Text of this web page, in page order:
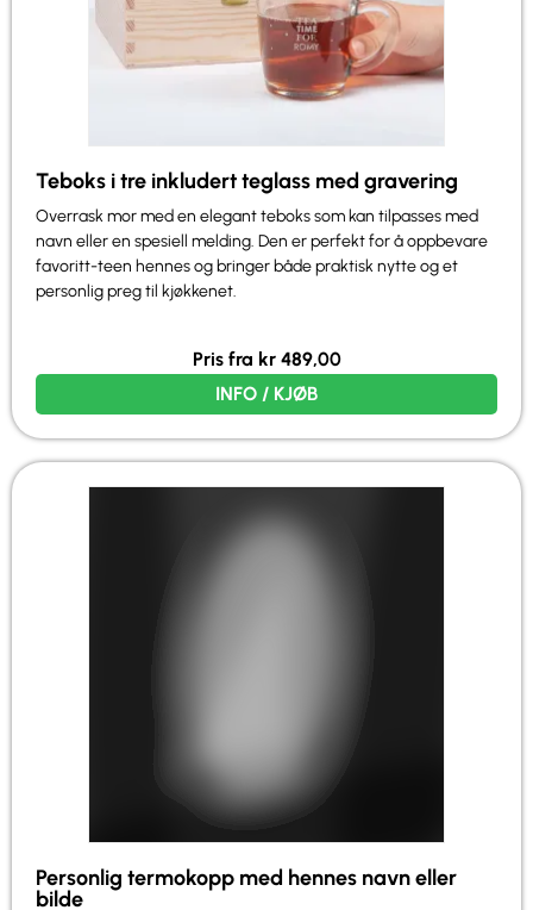
Teboks i tre inkludert teglass med gravering
Overrask mor med en elegant teboks som kan tilpasses med
navn eller en spesiell melding. Den er perfekt for å oppbevare
favoritt-teen hennes og bringer både praktisk nytte og et
personlig preg til kjøkkenet.
Pris fra kr489,00
INFO / KJØB
Personlig termokopp med hennes navn eller
bilde